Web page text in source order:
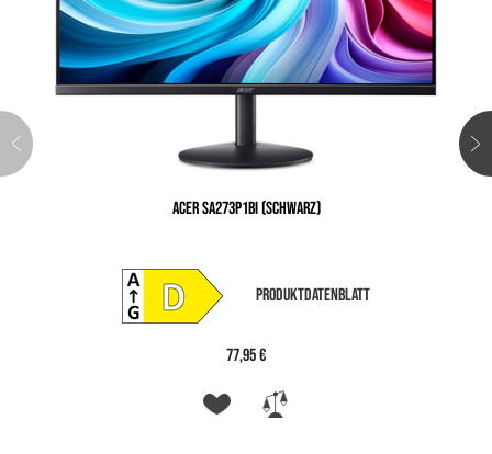
ACER SA273P1BI (SCHWARZ)
PRODUKTDATENBLATT
77,95 €